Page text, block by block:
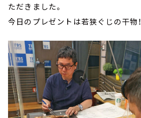
ただきました。
今日のプレゼントは若狭ぐじの干物！